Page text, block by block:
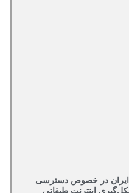
ایران در خصوص دسترسی
اینترنت طبقاتی